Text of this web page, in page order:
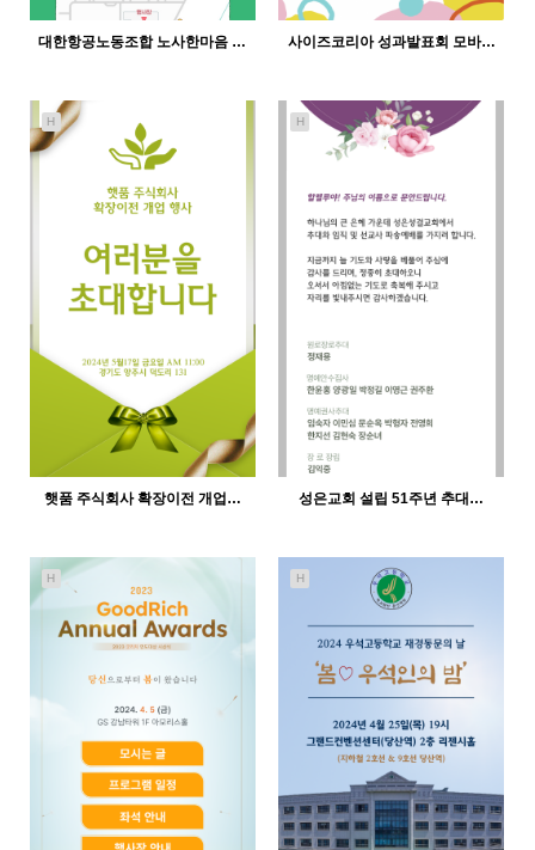
430
12-21
대한항공노동조합 노사한마음 …
370
12-21
인바이트미
사이즈코리아 성과발표회 모바…
H
450
12-21
인바이트미
햇품 주식회사 확장이전 개업…
H
460
12-21
인바이트미
성은교회 설립 51주년 추대…
H H